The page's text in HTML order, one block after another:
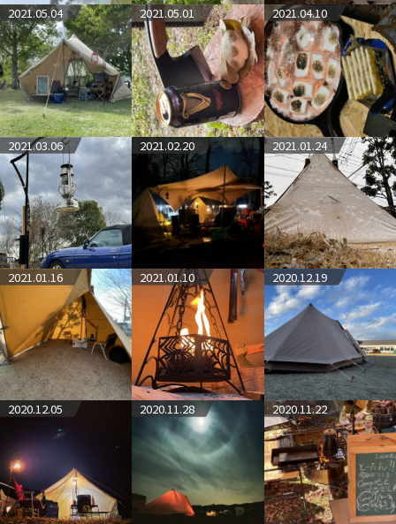
2021.05.04 2021.05.01 2021.04.10
2021.03.06 2021.02.20 2021.01.24
2021.01.16 2021.01.10 2020.12.19
2020.12.05 2020.11.28 2020.11.22